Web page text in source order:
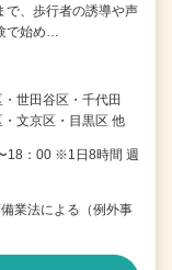
で、歩行者の誘導や声
で始め…
世田谷区・千代田
文京区・目黒区 他
18：00 ※1日8時間 週
業法による（例外事